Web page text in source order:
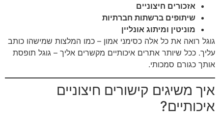
אזכורים חיצוניים
שיתופים ברשתות חברתיות
מוניטין ומיתוג אונליין
גוגל רואה את כל אלה כסימני אמון – כמו המלצות שמישהו כותב
עליך. ככל שיותר אתרים איכותיים מקשרים אליך – גוגל תופסת
אותך כגורם סמכותי.
איך משיגים קישורים חיצוניים
איכותיים?